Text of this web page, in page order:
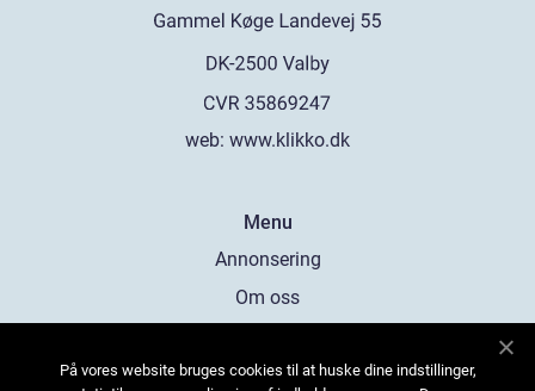
web: www.klikko.dk
Menu
Annonsering
Om oss
Kontakta oss
På vores website bruges cookies til at huske dine indstillinger,